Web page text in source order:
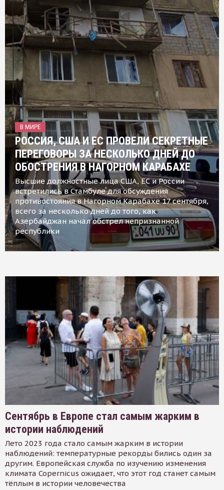
В МИРЕ
РОССИЯ, США И ЕС ПРОВЕЛИ СЕКРЕТНЫЕ
ПЕРЕГОВОРЫ ЗА НЕСКОЛЬКО ДНЕЙ ДО
ОБОСТРЕНИЯ В НАГОРНОМ КАРАБАХЕ
Высшие должностные лица США, ЕС и России
встретились в Стамбуле для обсуждения
противостояния в Нагорном Карабахе 17 сентября,
всего за несколько дней до того, как
Азербайджан начал обстрел непризнанной
республики
Сентябрь в Европе стал самым жарким в
истории наблюдений
Лето 2023 года стало самым жарким в истории
наблюдений: температурные рекорды бились один за
другим. Европейская служба по изучению изменения
климата Copernicus ожидает, что этот год станет самым
тёплым в истории человечества